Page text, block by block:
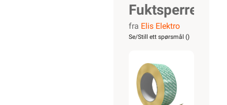
Fuktsperretape
Grønn
Elastisk
fra Elis Elektro
Se/Still ett spørsmål ()